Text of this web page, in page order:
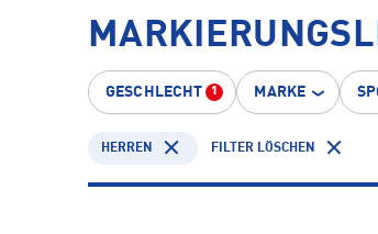
GESCHLECHT 1 MARKE
HERREN FILTER LÖSCHEN